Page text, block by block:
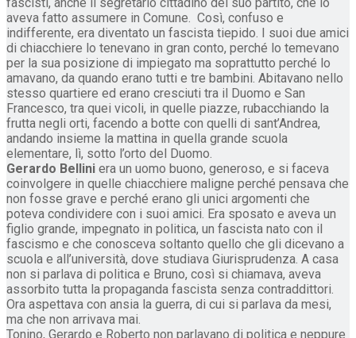
aveva fatto assumere in Comune. Così, confuso e
indifferente, era diventato un fascista tiepido. I suoi due amici
di chiacchiere lo tenevano in gran conto, perché lo temevano
per la sua posizione di impiegato ma soprattutto perché lo
amavano, da quando erano tutti e tre bambini. Abitavano nello
stesso quartiere ed erano cresciuti tra il Duomo e San
Francesco, tra quei vicoli, in quelle piazze, rubacchiando la
frutta negli orti, facendo a botte con quelli di sant’Andrea,
andando insieme la mattina in quella grande scuola
elementare, lì, sotto l’orto del Duomo.
Gerardo Bellini era un uomo buono, generoso, e si faceva
coinvolgere in quelle chiacchiere maligne perché pensava che
non fosse grave e perché erano gli unici argomenti che
poteva condividere con i suoi amici. Era sposato e aveva un
figlio grande, impegnato in politica, un fascista nato con il
fascismo e che conosceva soltanto quello che gli dicevano a
scuola e all’università, dove studiava Giurisprudenza. A casa
non si parlava di politica e Bruno, così si chiamava, aveva
assorbito tutta la propaganda fascista senza contraddittori.
Ora aspettava con ansia la guerra, di cui si parlava da mesi,
ma che non arrivava mai.
Tonino, Gerardo e Roberto non parlavano di politica e neppure